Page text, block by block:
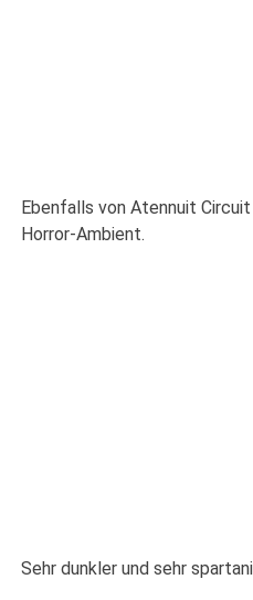
Ebenfalls von Atennuit
Horror-Ambient.
Sehr dunkler und sehr